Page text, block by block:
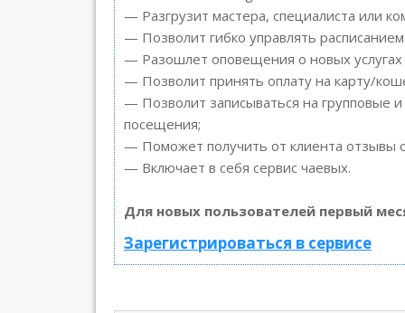
— Разгрузит мастера, специалиста или
— Позволит гибко управлять расписанием
— Разошлет оповещения о новых услугах
— Позволит принять оплату на карту/
— Позволит записываться на групповые
посещения;
— Поможет получить от клиента отзывы
— Включает в себя сервис чаевых.
Для новых пользователей первый
Зарегистрироваться в сервисе